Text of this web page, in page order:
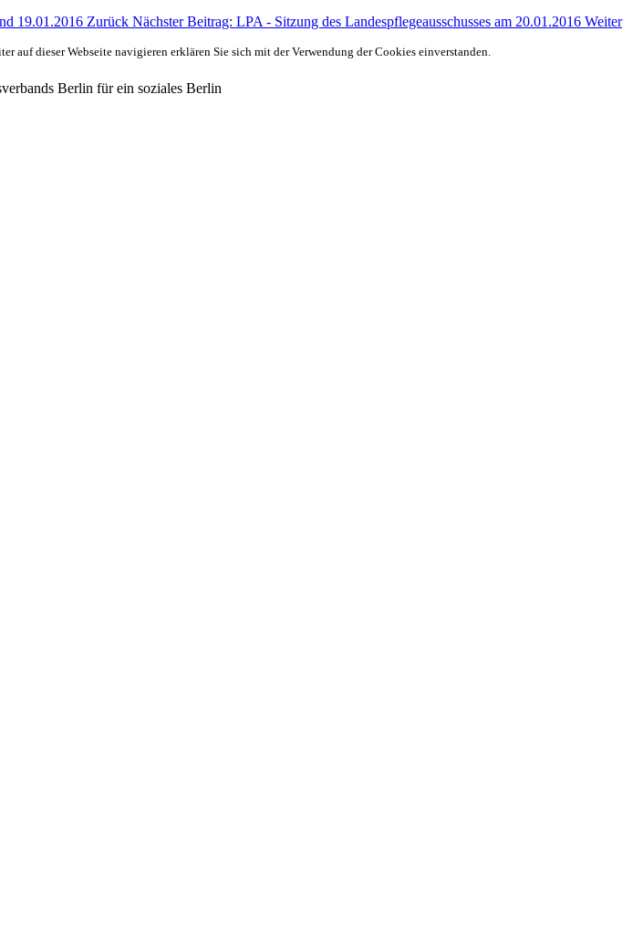
19.01.2016 Zurück Nächster Beitrag: LPA - Sitzung des Landespflegeausschusses am 20.01.2016 Weiter
auf dieser Webseite navigieren erklären Sie sich mit der Verwendung der Cookies einverstanden.
Berlin für ein soziales Berlin